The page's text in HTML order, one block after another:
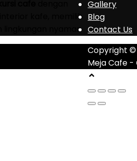
kafe, memilih
lingkungan nyaman
Gallery
Blog
Contact Us
Copyright ©
Meja Cafe -